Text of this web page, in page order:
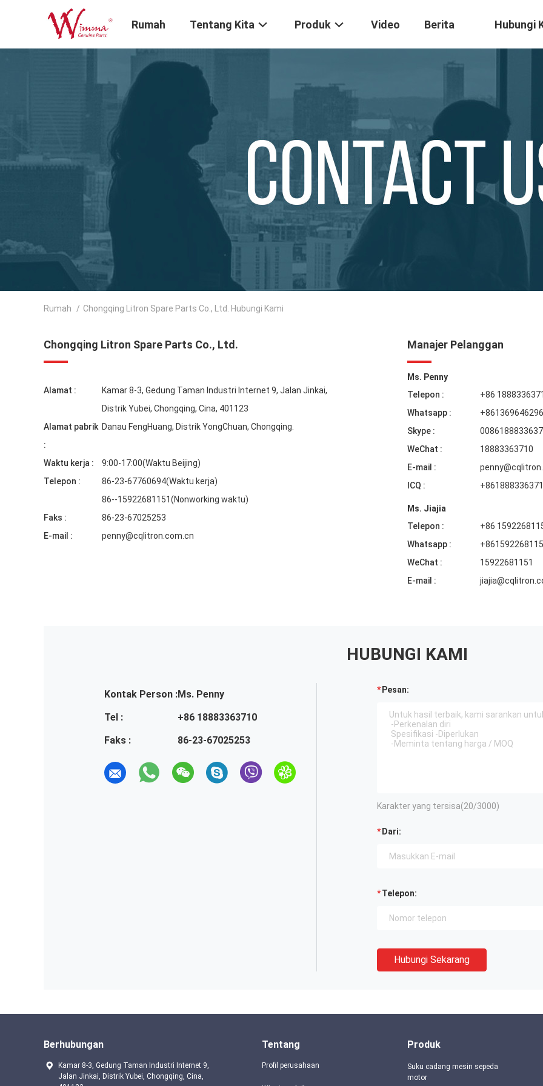
Rumah Tentang Kita Produk Video Berita Hubungi
Rumah / Chongqing Litron Spare Parts Co., Ltd. Hubungi Kami
Chongqing Litron Spare Parts Co., Ltd.
Alamat :
Kamar 8-3, Gedung Taman Industri Internet 9, Jalan Jinkai,
Distrik Yubei, Chongqing, Cina, 401123
Alamat pabrik
:
Danau FengHuang, Distrik YongChuan, Chongqing.
Waktu kerja :
9:00-17:00(Waktu Beijing)
Telepon :
86-23-67760694(Waktu kerja)
86--15922681151(Nonworking waktu)
Faks :
86-23-67025253
E-mail :
penny@cqlitron.com.cn
Manajer Pelanggan
Ms. Penny
Telepon :
+86
Whatsapp :
Skype :
WeChat :
18883363710
E-mail :
ICQ :
Ms. Jiajia
Telepon :
+86
Whatsapp :
WeChat :
15922681151
E-mail :
HUBUNGI KAMI
Kontak Person :Ms. Penny
Tel :
+86 18883363710
Faks :
86-23-67025253
Pesan:
Karakter yang tersisa(20/3000)
Dari:
Telepon:
Hubungi Sekarang
Berhubungan
Kamar 8-3, Gedung Taman Industri Internet 9,
Jalan Jinkai, Distrik Yubei, Chongqing, Cina,
Tentang
Profil perusahaan
Produk
Suku cadang mesin sepeda
motor